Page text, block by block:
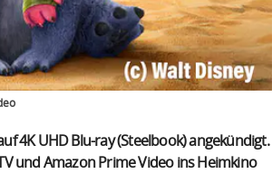
4K UHD Blu-ray (Steelbook) angekündigt.
und Amazon Prime Video ins Heimkino